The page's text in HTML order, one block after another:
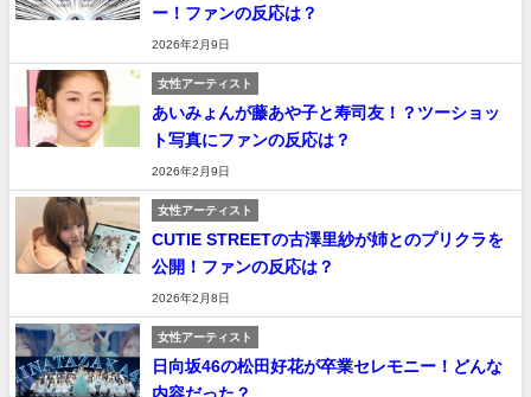
ー！ファンの反応は？
2026年2月9日
女性アーティスト
あいみょんが藤あや子と寿司友！？ツーショッ
ト写真にファンの反応は？
2026年2月9日
女性アーティスト
CUTIE STREET︎︎の古澤里紗が姉とのプリクラを
公開！ファンの反応は？
2026年2月8日
女性アーティスト
日向坂46の松田好花が卒業セレモニー！どんな
内容だった？